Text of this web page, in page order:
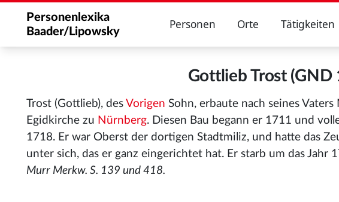
Personenlexika
Baader/Lipowsky
Personen Orte Tätigkeiten
Gottlieb Trost (GND
Trost (Gottlieb), des Vorigen Sohn, erbaute nach seines
Egidkirche zu Nürnberg. Diesen Bau begann er 1711 und
1718. Er war Oberst der dortigen Stadtmiliz, und hatte das
unter sich, das er ganz eingerichtet hat. Er starb um das Jahr
Murr Merkw. S. 139 und 418.